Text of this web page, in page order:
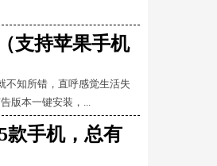
支持苹果手机
不知所错，直呼感觉生活失
版本一键安装，...
款手机，总有